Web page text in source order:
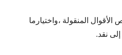
الأقوال المنقولة ،واختيارما
نقد.